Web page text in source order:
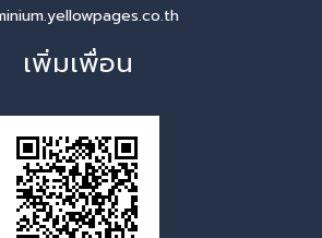
เพิ่มเพื่อน